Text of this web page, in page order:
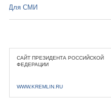
Для СМИ
САЙТ ПРЕЗИДЕНТА РОССИЙСКОЙ
ФЕДЕРАЦИИ
WWW.KREMLIN.RU